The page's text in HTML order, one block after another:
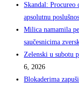
Skandal: Procureo
apsolutnu
Milica namamila
saučesnicima
Zelenski u subotu
6, 2026
Blokaderima